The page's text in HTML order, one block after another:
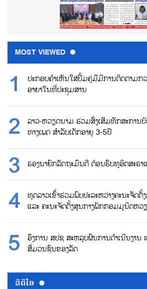
MOST VIEWED
ປະກອບຄຳເຫັນໃສ່ປື້ມຄູ່ມືມີການຕິດຕາມກ
ອາຍາໃນທີ່ປະຊຸມສານ
ລາວ-ຫວຽດນາມ ຮ່ວມສົ່ງເສີມທັກສະການ
ທາງເພດ ສຳລັບເດັກອາຍຸ 3-5ປີ
ຮອງນາຍົກລັດຖະມົນຕີ ຕ້ອນຮົບທູອິດສະຣາ
ທູດລາວເຂົ້າຮ່ວມພົບປະລະຫວ່າງຄະນະຈັດຕັ້
ແລະ ຄະນະຈັດຕັ້ງສູນກາງພັກກອມມູນິດຫວ
ອົງການ ສປຊ ສະຫລຸບຜົນການດຳເນີນງາ
ສື່ມວນຊົນຂອງລັດ
ວີດີໂອ